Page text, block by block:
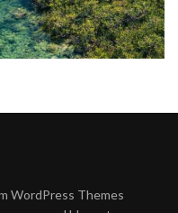
WordPress Themes